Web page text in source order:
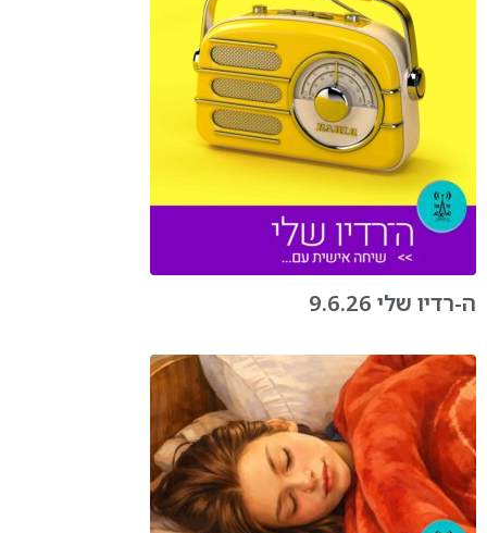
ה-רדיו שלי 9.6.26